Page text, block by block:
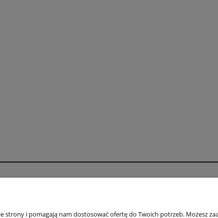
Numery kont bankowych
strony i pomagają nam dostosować ofertę do Twoich potrzeb. Możesz